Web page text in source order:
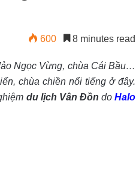
600 8 minutes read
Ngọc Vừng, chùa Cái Bầu…
chùa chiền nổi tiếng ở đây.
du lịch Vân Đồn doHalo